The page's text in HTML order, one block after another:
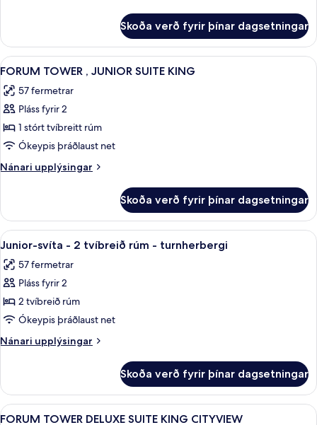
view
Non
Smoking
Tower
Deluxe
2
Downriver
view
Smoking
Skoða verð fyrir þínar dagsetningar
Skoða
allar
myndir
fyrir
FORUM
TOWER
,
JUNIOR
KING
FORUM TOWER , JUNIOR SUITE
4
FORUM TOWER , JUNIOR SUITE KING
57 fermetrar
Pláss fyrir 2
1 stórt tvíbreitt rúm
Ókeypis þráðlaust net
Nánari upplýsingar
Nánari
TOWER
JUNIOR
KING
Skoða verð fyrir þínar dagsetningar
Skoða
allar
myndir
fyrir
Junior-
svíta
-
2
rúm
turnherbergi
Rúmföt af bestu gerð, rúm með
4
Junior-svíta - 2 tvíbreið rúm - turnherbergi
57 fermetrar
Pláss fyrir 2
2 tvíbreið rúm
Ókeypis þráðlaust net
Nánari upplýsingar
Nánari
svíta
2
Skoða verð fyrir þínar dagsetningar
Skoða
FORUM TOWER DELUXE SUITE
5
FORUM TOWER DELUXE SUITE KING CITYVIEW